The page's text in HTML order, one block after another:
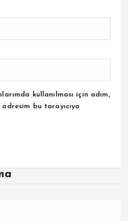
kullanılması için adım,
bu tarayıcıya